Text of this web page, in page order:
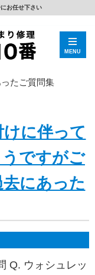
お任せ下さい
MENU
たご質問集
に伴って
ですがご
にあった
Q. ウォシュレッ